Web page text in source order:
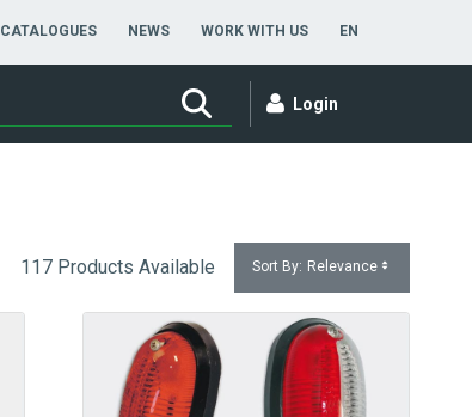
CATALOGUES NEWS WORK WITH US EN
Login
117 Products Available Sort By: Relevance